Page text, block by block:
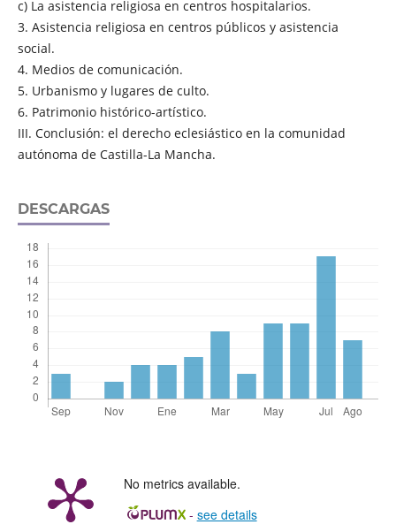
c) La asistencia religiosa en centros hospitalarios.
3. Asistencia religiosa en centros públicos y asistencia
social.
4. Medios de comunicación.
5. Urbanismo y lugares de culto.
6. Patrimonio histórico-artístico.
III. Conclusión: el derecho eclesiástico en la comunidad
autónoma de Castilla-La Mancha.
DESCARGAS
No metrics available.
- see details